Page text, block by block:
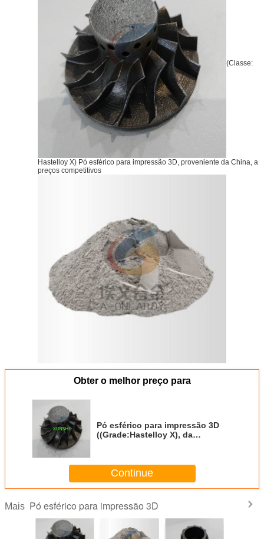
(Classe:
Hastelloy X) Pó esférico para impressão 3D, proveniente da China, a
preços competitivos
Obter o melhor preço para
Pó esférico para impressão 3D
((Grade:Hastelloy X), da
Continue
Mais Pó esférico para impressão 3D